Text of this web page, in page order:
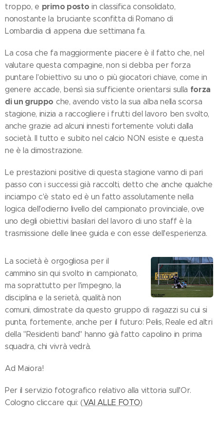
troppo, e primo posto in classifica consolidato,
nonostante la bruciante sconfitta di Romano di
Lombardia di appena due settimana fa.
La cosa che fa maggiormente piacere è il fatto che, nel
valutare questa compagine, non si debba per forza
puntare l'obiettivo su uno o più giocatori chiave, come in
genere accade, bensì sia sufficiente orientarsi sulla forza
di un gruppo che, avendo visto la sua alba nella scorsa
stagione, inizia a raccogliere i frutti del lavoro ben svolto,
anche grazie ad alcuni innesti fortemente voluti dalla
società. Il tutto e subito nel calcio NON esiste e questa
ne è la dimostrazione.
Le prestazioni positive di questa stagione vanno di pari
passo con i successi già raccolti, detto che anche qualche
inciampo c'è stato ed è un fatto assolutamente nella
logica dell'odierno livello del campionato provinciale, ove
uno degli obiettivi basilari del lavoro di uno staff è la
trasmissione delle linee guida e con esse dell'esperienza.
La società è orgogliosa per il
cammino sin qui svolto in campionato,
ma soprattutto per l'impegno, la
disciplina e la serietà, qualità non
comuni, dimostrate da questo gruppo di ragazzi su cui si
punta, fortemente, anche per il futuro: Pelis, Reale ed altri
della "Residenti band" hanno già fatto capolino in prima
squadra, chi vivrà vedrà.
Ad Maiora!
Per il servizio fotografico relativo alla vittoria sull'Or.
Cologno cliccare qui: (VAI ALLE FOTO)